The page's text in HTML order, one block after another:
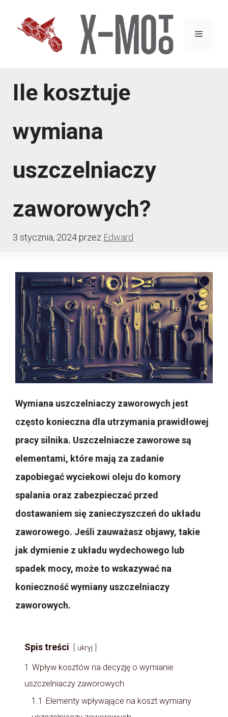
Menu
Ile kosztuje
wymiana
uszczelniaczy
zaworowych?
3 stycznia, 2024przez Edward
Wymiana uszczelniaczy zaworowych jest
często konieczna dla utrzymania prawidłowej
pracy silnika. Uszczelniacze zaworowe są
elementami, które mają za zadanie
zapobiegać wyciekowi oleju do komory
spalania oraz zabezpieczać przed
dostawaniem się zanieczyszczeń do układu
zaworowego. Jeśli zauważasz objawy, takie
jak dymienie z układu wydechowego lub
spadek mocy, może to wskazywać na
konieczność wymiany uszczelniaczy
zaworowych.
Spis treści ukryj
1 Wpływ kosztów na decyzję o wymianie
uszczelniaczy zaworowych
1.1 Elementy wpływające na koszt wymiany